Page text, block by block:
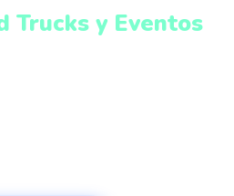
Trucks y Eventos